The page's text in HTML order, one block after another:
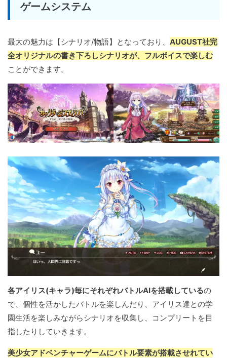
ゲームシステム
最大の魅力は【シナリオ/物語】となっており、 AUGUST社完
全オリジナルの書き下ろしシナリオが、フルボイスで楽しむ
ことができます。
各アイリス(キャラ)毎にそれぞれバトルAIを搭載しているの
で、個性を活かしたバトルを楽しんだり、アイリス達との学
園生活を楽しみながらシナリオを収集し、コンプリートを目
指したりしていきます。
美少女アドベンチャーゲームにバトル要素が搭載させれてい